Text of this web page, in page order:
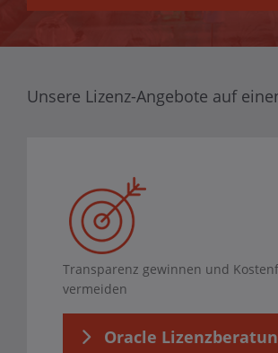
Unsere Lizenz-Angebote auf
Transparenz gewinnen und
vermeiden
Oracle